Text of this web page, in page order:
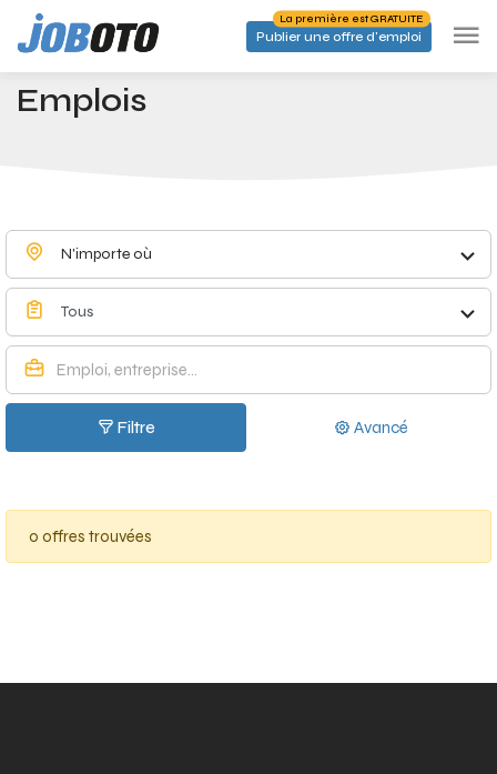
Skip to main content
Publier une offre d'emploi
La première est GRATUITE
Accueil Emplois à Berlaar - Joboto
Emplois
N'importe où
Tous
Filtre Avancé
0 offres trouvées